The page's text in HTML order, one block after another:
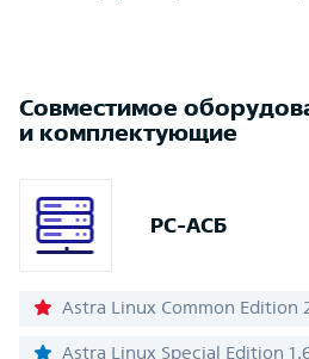
Совместимое
и комплектующие
PC-ACБ
Astra Linux Common Edition
Astra Linux Special Edition